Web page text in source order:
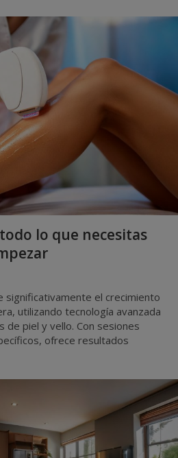
lo que necesitas
significativamente el crecimiento
utilizando tecnología avanzada
piel y vello. Con sesiones
ofrece resultados